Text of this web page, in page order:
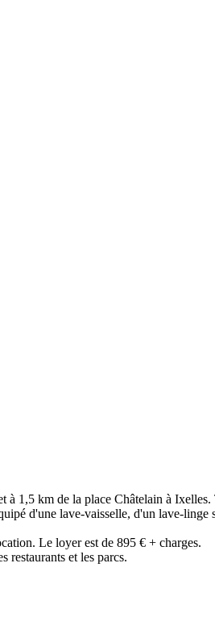
1,5 km de la place Châtelain à
d'une lave-vaisselle, d'un lave-
Le loyer est de 895 € + charges.
restaurants et les parcs.